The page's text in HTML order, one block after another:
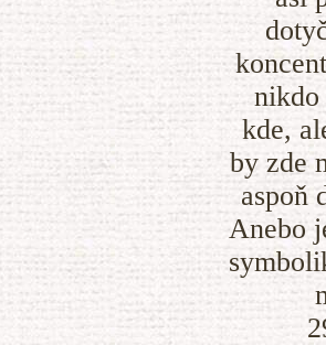
nikdo
kde,
by zde
aspoň
Anebo